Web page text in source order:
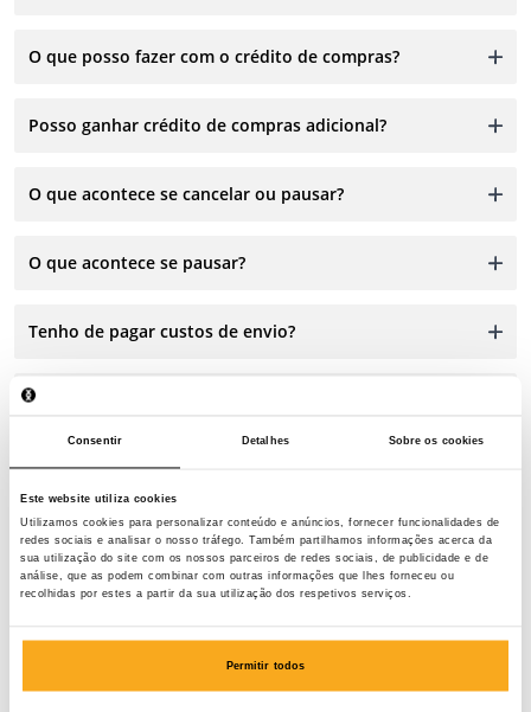
Consentir Detalhes Sobre os cookies
Este website utiliza cookies
Utilizamos cookies para personalizar conteúdo e anúncios, fornecer funcionalidades de
redes sociais e analisar o nosso tráfego. Também partilhamos informações acerca da
sua utilização do site com os nossos parceiros de redes sociais, de publicidade e de
análise, que as podem combinar com outras informações que lhes forneceu ou
recolhidas por estes a partir da sua utilização dos respetivos serviços.
Permitir todos
O que posso fazer com o crédito de compras?
Posso ganhar crédito de compras adicional?
O que acontece se cancelar ou pausar?
O que acontece se pausar?
Tenho de pagar custos de envio?
Posso devolver a minha encomenda?
Contacta-nos
Estamos aqui para ajudar, 24 horas por dia, 7 dias por
semana! Utilize o nosso chatbot para obter uma